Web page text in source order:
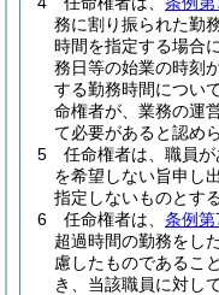
務に割り振られた勤
時間を指定する場合に
務日等の始業の時刻
する勤務時間につい
命権者が、業務の運
て必要があると認め
5
任命権者は、職員
を希望しない旨申し
指定しないものとする
6
任命権者は、 条例
超過時間の勤務をし
慮したものであるこ
き、当該職員に対し